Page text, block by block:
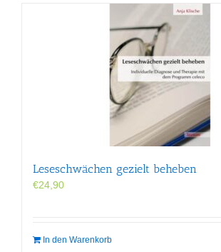
Leseschwächen gezielt beheben
€24,90
In den Warenkorb